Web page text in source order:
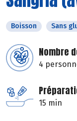
Boisson Sans
Nombre
4
15 min